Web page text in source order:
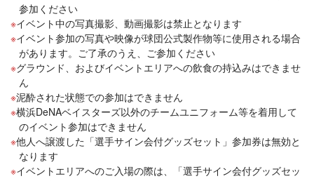
参加ください
イベント中の写真撮影、動画撮影は禁止となります
イベント参加の写真や映像が球団公式製作物等に使用される場合
があります。ご了承のうえ、ご参加ください
グラウンド、およびイベントエリアへの飲食の持込みはできませ
ん
泥酔された状態での参加はできません
横浜DeNAベイスターズ以外のチームユニフォーム等を着用して
のイベント参加はできません
他人へ譲渡した「選手サイン会付グッズセット」参加券は無効と
なります
イベントエリアへのご入場の際は、「選手サイン会付グッズセッ